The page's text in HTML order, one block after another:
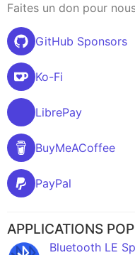
Faites un don pour
GitHub Sponsors
Ko-Fi
LibrePay
BuyMeACoffee
PayPal
APPLICATIONS
Bluetooth LE